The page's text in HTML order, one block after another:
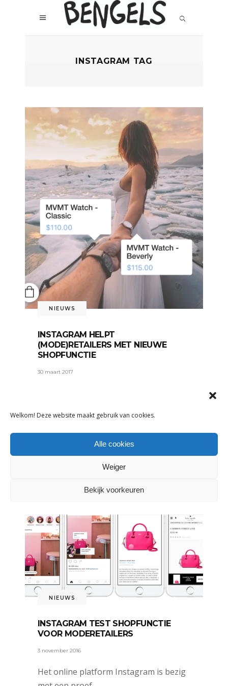
Welkom! Deze website maakt gebruik van cookies.
Alle cookies
Weiger
Bekijk voorkeuren
INSTAGRAM TAG
NIEUWS
INSTAGRAM HELPT
(MODE)RETAILERS MET NIEUWE
SHOPFUNCTIE
30 maart 2017
Instagram,online shoppen,webshop
NIEUWS
INSTAGRAM TEST SHOPFUNCTIE
VOOR MODERETAILERS
3 november 2016
Het online platform Instagram is bezig